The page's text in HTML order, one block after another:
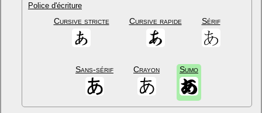
Police d'écriture
Cursive stricte Cursive rapide Sérif
Sans-sérif Crayon Sumo